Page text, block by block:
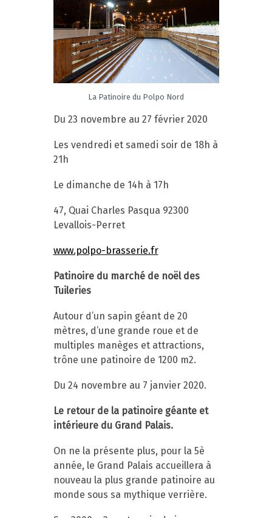
La Patinoire du Polpo Nord
Du 23 novembre au 27 février 2020
Les vendredi et samedi soir de 18h à
21h
Le dimanche de 14h à 17h
47, Quai Charles Pasqua 92300
Levallois-Perret
www.polpo-brasserie.fr
Patinoire du marché de noël des
Tuileries
Autour d’un sapin géant de 20
mètres, d’une grande roue et de
multiples manèges et attractions,
trône une patinoire de 1200 m2.
Du 24 novembre au 7 janvier 2020.
Le retour de la patinoire géante et
intérieure du Grand Palais.
On ne la présente plus, pour la 5è
année, le Grand Palais accueillera à
nouveau la plus grande patinoire au
monde sous sa mythique verrière.